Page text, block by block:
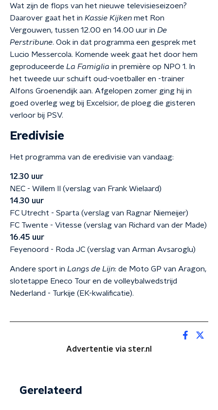
Wat zijn de flops van het nieuwe televisieseizoen?
Daarover gaat het in Kassie Kijken met Ron
Vergouwen, tussen 12.00 en 14.00 uur in De
Perstribune. Ook in dat programma een gesprek met
Lucio Messercola. Komende week gaat het door hem
geproduceerde La Famiglia in première op NPO 1. In
het tweede uur schuift oud-voetballer en -trainer
Alfons Groenendijk aan. Afgelopen zomer ging hij in
goed overleg weg bij Excelsior, de ploeg die gisteren
verloor bij PSV.
Eredivisie
Het programma van de eredivisie van vandaag:
12.30 uur
NEC - Willem II (verslag van Frank Wielaard)
14.30 uur
FC Utrecht - Sparta (verslag van Ragnar Niemeijer)
FC Twente - Vitesse (verslag van Richard van der Made)
16.45 uur
Feyenoord - Roda JC (verslag van Arman Avsaroglu)
Andere sport in Langs de Lijn: de Moto GP van Aragon,
slotetappe Eneco Tour en de volleybalwedstrijd
Nederland - Turkije (EK-kwalificatie).
Advertentie via ster.nl
Gerelateerd